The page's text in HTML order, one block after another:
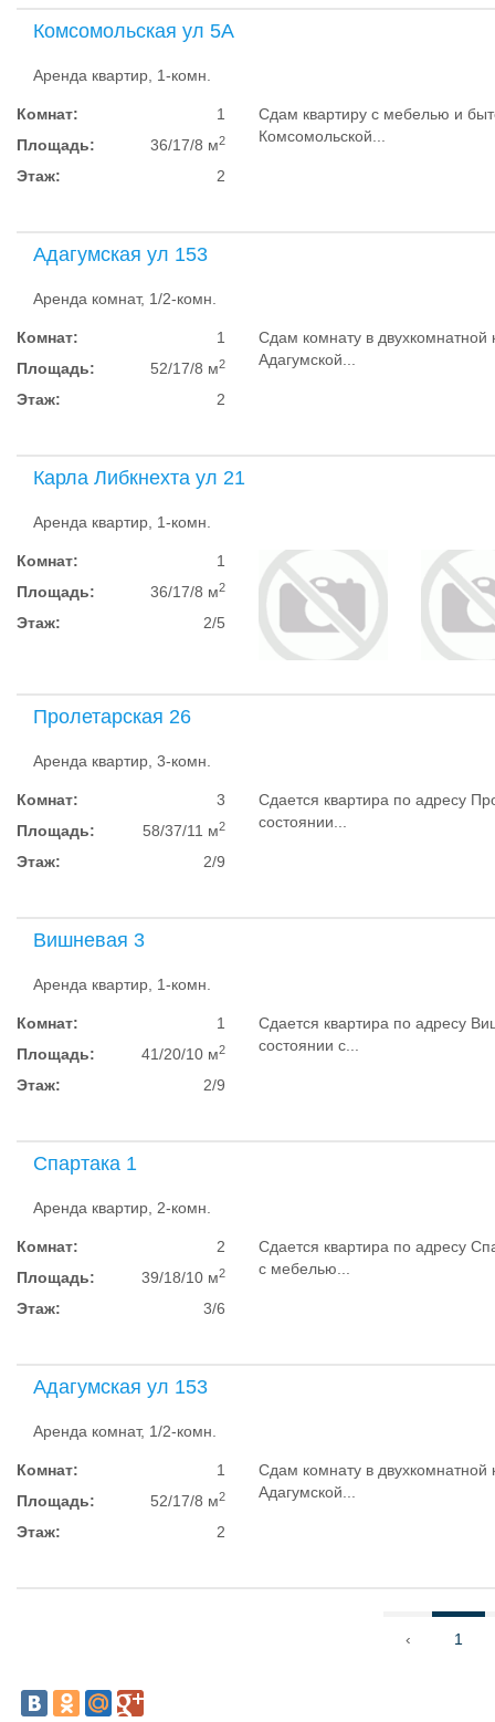
Комсомольская ул 5А
Аренда квартир, 1-комн.
Комнат:
1
Площадь:
36/17/8 м2
Этаж: 2
Сдам квартиру с мебелью и
Комсомольской...
Адагумская ул 153
Аренда комнат, 1/2-комн.
Комнат:
1
Площадь:
52/17/8 м2
Этаж: 2
Сдам комнату в двухкомнатной
Адагумской...
Карла Либкнехта ул 21
Аренда квартир, 1-комн.
Комнат:
1
Площадь:
36/17/8 м2
Этаж: 2/5
Пролетарская 26
Аренда квартир, 3-комн.
Комнат:
3
Площадь:
58/37/11 м2
Этаж: 2/9
Сдается квартира по адресу
состоянии...
Вишневая 3
Аренда квартир, 1-комн.
Комнат:
1
Площадь:
41/20/10 м2
Этаж: 2/9
Сдается квартира по адресу
состоянии с...
Спартака 1
Аренда квартир, 2-комн.
Комнат:
2
Площадь:
39/18/10 м2
Этаж: 3/6
Сдается квартира по адресу
с мебелью...
Адагумская ул 153
Аренда комнат, 1/2-комн.
Комнат:
1
Площадь:
52/17/8 м2
Этаж: 2
Сдам комнату в двухкомнатной
Адагумской...
‹ 1